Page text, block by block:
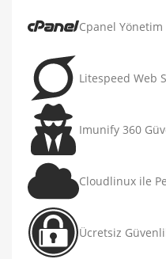
Cpanel Yönetim
Litespeed Web
Imunify 360
Cloudlinux ile
Ücretsiz